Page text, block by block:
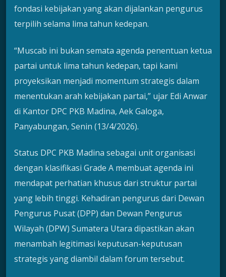
fondasi kebijakan yang akan dijalankan pengurus
terpilih selama lima tahun kedepan.
“Muscab ini bukan semata agenda penentuan ketua
partai untuk lima tahun kedepan, tapi kami
proyeksikan menjadi momentum strategis dalam
menentukan arah kebijakan partai,” ujar Edi Anwar
di Kantor DPC PKB Madina, Aek Galoga,
Panyabungan, Senin (13/4/2026).
Status DPC PKB Madina sebagai unit organisasi
dengan klasifikasi Grade A membuat agenda ini
mendapat perhatian khusus dari struktur partai
yang lebih tinggi. Kehadiran pengurus dari Dewan
Pengurus Pusat (DPP) dan Dewan Pengurus
Wilayah (DPW) Sumatera Utara dipastikan akan
menambah legitimasi keputusan-keputusan
strategis yang diambil dalam forum tersebut.